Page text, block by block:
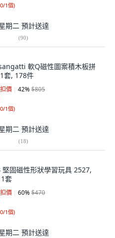
1個)
期二 預計送達
(90)
軟Q磁性圖案積木板拼
套, 178件
價 42%$805
1個)
期二 預計送達
(18)
堅固磁性形狀學習玩具 2527,
套
價 60%$470
1個)
期二 預計送達